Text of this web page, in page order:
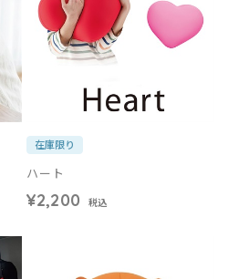
在庫限り
ハート
¥2,200 税込